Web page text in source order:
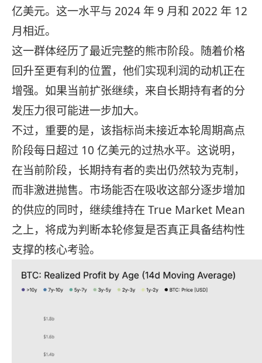
亿美元。这一水平与 2024 年 9 月和 2022 年 12
月相近。
这一群体经历了最近完整的熊市阶段。随着价格
回升至更有利的位置，他们实现利润的动机正在
增强。如果当前扩张继续，来自长期持有者的分
发压力很可能进一步加大。
不过，重要的是，该指标尚未接近本轮周期高点
阶段每日超过 10 亿美元的过热水平。这说明，
在当前阶段，长期持有者的卖出仍然较为克制，
而非激进抛售。市场能否在吸收这部分逐步增加
的供应的同时，继续维持在 True Market Mean
之上，将成为判断本轮修复是否真正具备结构性
支撑的核心考验。